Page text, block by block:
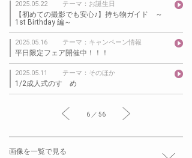
2025.05.22 テーマ：お誕生日
【初めての撮影でも安心♪】持ち物ガイド ～
1st Birthday 編～
2025.05.16 テーマ：キャンペーン情報
平日限定フェア開催中！！！
2025.05.11 テーマ：そのほか
1/2成人式のすゝめ
6 ／ 56
画像を一覧で見る